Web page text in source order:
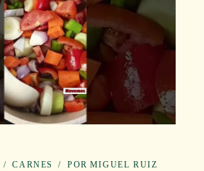
CARNES POR MIGUEL RUIZ